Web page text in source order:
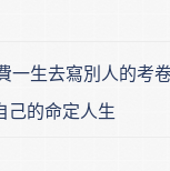
一生去寫別人的考
己的命定人生